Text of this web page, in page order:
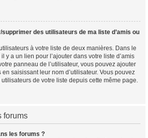
des utilisateurs de ma liste d’amis ou
à votre liste de deux manières. Dans le
y a un lien pour l’ajouter dans votre liste d’amis
panneau de l’utilisateur, vous pouvez ajouter
saisissant leur nom d’utilisateur. Vous pouvez
de votre liste depuis cette même page.
forums
les forums ?